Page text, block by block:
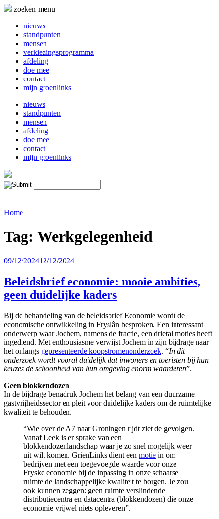
Naar
inhoud
springen
zoeken menu
nieuws
standpunten
mensen
verkiezingsprogramma
afdeling
doe mee
contact
mijn groenlinks
nieuws
standpunten
mensen
afdeling
doe mee
contact
mijn groenlinks
Home
Tag: Werkgelegenheid
Geplaatst
09/12/202412/12/2024
Beleidsbrief economie: mooie ambities,
geen duidelijke kaders
Bij de behandeling van de beleidsbrief Economie wordt de
economische ontwikkeling in Fryslân besproken. Een interessant
onderwerp waar Jochem, namens de fractie, een drietal moties heeft
ingediend. Met enthousiasme verwijst Jochem in zijn bijdrage naar
het onlangs gepresenteerde koopstromenonderzoek. “In dit
onderzoek wordt vooral duidelijk dat inwoners en toeristen bij hun
keuzes de schoonheid van hun omgeving enorm waarderen”.
Geen blokkendozen
In de bijdrage benadruk Jochem het belang van een duurzame
gastvrijheidssector en pleit voor duidelijke kaders om de ruimtelijke
kwaliteit te behouden,
“Wie over de A7 naar Groningen rijdt ziet de gevolgen.
Vanaf Leek is er sprake van een
blokkendozenlandschap waar je zo snel mogelijk weer
uit wilt komen. GrienLinks dient een motie in om
bedrijven met een toegevoegde waarde voor onze
Fryske economie bij de inpassing in onze schaarse
ruimte de landschappelijke kwaliteit te borgen. Je zou
ook kunnen zeggen: geen ruimte verslindende
distributiecentra en datacentra (blokkendozen) die onze
economie vrijwel niets opleveren”.